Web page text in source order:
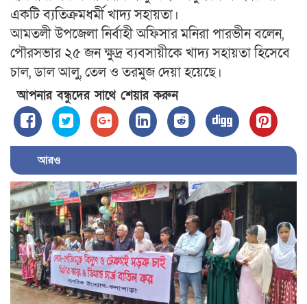
একটি ব্যতিক্রমধর্মী খাদ্য সহায়তা।
আমতলী উপজেলা নির্বাহী অফিসার মনিরা পারভীন বলেন,
পৌরসভার ২৫ জন ক্ষুদ্র ব্যবসায়ীকে খাদ্য সহায়তা হিসেবে
চাল, ডাল আলু, তেল ও তরমুজ দেয়া হয়েছে।
আপনার বন্ধুদের সাথে শেয়ার করুন
আরও